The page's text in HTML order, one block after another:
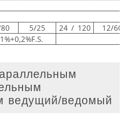
5/25 24 / 120
12/60
ведущий/ведомый